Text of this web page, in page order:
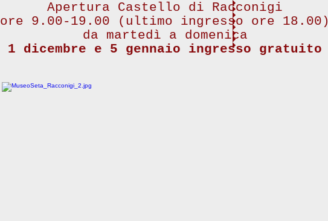
Apertura Castello di Racconigi
ore 9.00-19.00 (ultimo ingresso ore 18.00)
​da martedì a domenica
1 dicembre e 5 gennaio ingresso gratuito